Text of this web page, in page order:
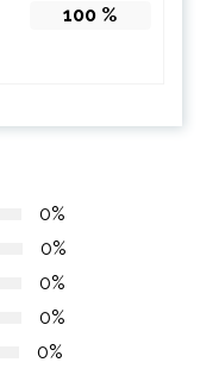
100 %
0%
0%
0%
0%
0%